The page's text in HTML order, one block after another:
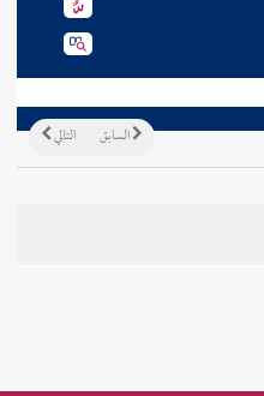
التالي السابق